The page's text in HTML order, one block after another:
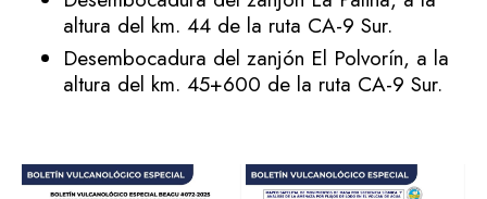
altura del km. 44 de la ruta CA-9 Sur.
Desembocadura del zanjón El Polvorín, a la
altura del km. 45+600 de la ruta CA-9 Sur.